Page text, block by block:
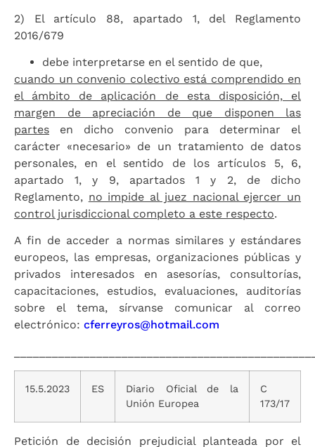
2) El artículo 88, apartado 1, del Reglamento
2016/679
debe interpretarse en el sentido de que,
cuando un convenio colectivo está comprendido en
el ámbito de aplicación de esta disposición, el
margen de apreciación de que disponen las
partes en dicho convenio para determinar el
carácter «necesario» de un tratamiento de datos
personales, en el sentido de los artículos 5, 6,
apartado 1, y 9, apartados 1 y 2, de dicho
Reglamento, no impide al juez nacional ejercer un
control jurisdiccional completo a este respecto.
A fin de acceder a normas similares y estándares
europeos, las empresas, organizaciones públicas y
privados interesados en asesorías, consultorías,
capacitaciones, estudios, evaluaciones, auditorías
sobre el tema, sírvanse comunicar al correo
electrónico: cferreyros@hotmail.com
15.5.2023 ES
Diario Oficial de la
Unión Europea
C
173/17
Petición de decisión prejudicial planteada por el